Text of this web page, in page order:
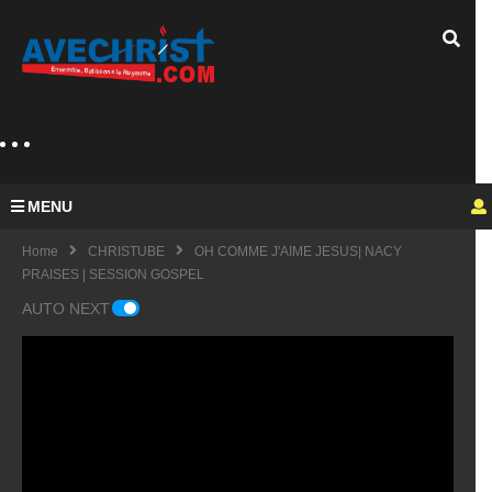
MENU
Home CHRISTUBE
OH COMME J'AIME JESUS| NACY
PRAISES | SESSION GOSPEL
AUTO NEXT